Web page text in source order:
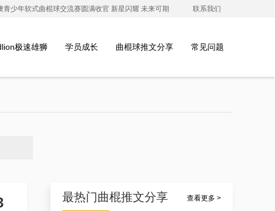
青少年软式曲棍球交流赛圆满收官 新星闪耀 未来可期 联系我们
极速雄狮 学员成长 曲棍球推文分享 常见问题
最热门曲棍推文分享 查看更多 >